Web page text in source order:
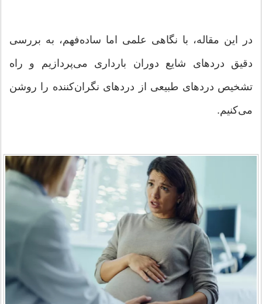
در این مقاله، با نگاهی علمی اما ساده‌فهم، به بررسی
دقیق دردهای شایع دوران بارداری می‌پردازیم و راه
تشخیص دردهای طبیعی از دردهای نگران‌کننده را روشن
می‌کنیم.